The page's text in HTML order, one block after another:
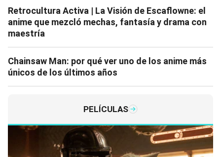
Retrocultura Activa | La Visión de Escaflowne: el
anime que mezcló mechas, fantasía y drama con
maestría
Chainsaw Man: por qué ver uno de los anime más
únicos de los últimos años
PELÍCULAS